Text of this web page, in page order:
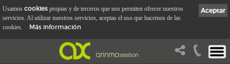
Aceptar
Usamos cookies propias y de terceros que nos permiten ofrecer nuestros
servicios. Al utilizar nuestros servicios, aceptas el uso que hacemos de las
cookies.
Más información